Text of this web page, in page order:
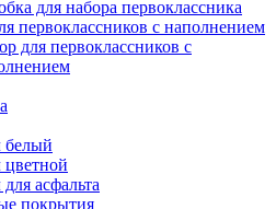
для набора первоклассника
первоклассников с наполнением
для первоклассников с
асфальта
покрытия